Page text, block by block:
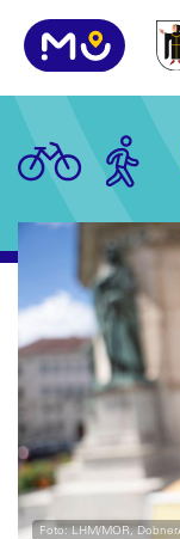
Foto: LHM/MOR,